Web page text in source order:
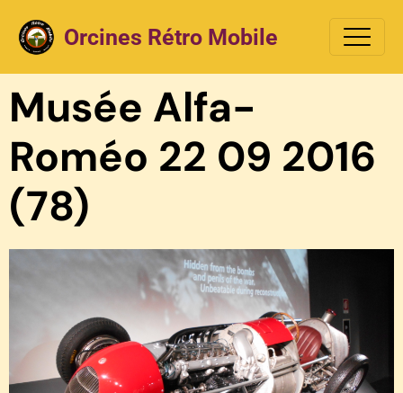
Orcines Rétro Mobile
Musée Alfa-
Roméo 22 09 2016
(78)